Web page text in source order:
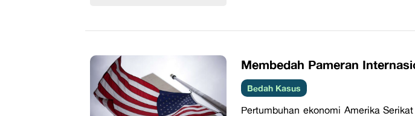
​Membedah Pameran
Bedah Kasus
Pertumbuhan ekonomi Amerika